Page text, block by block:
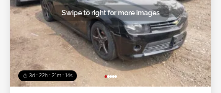
3d : 22h : 21m : 11s
Swipe to right for more images